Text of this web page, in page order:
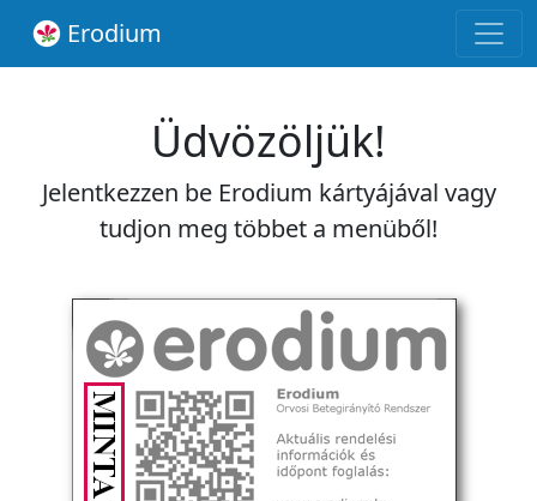
Erodium
Üdvözöljük!
Jelentkezzen be Erodium kártyájával vagy
tudjon meg többet a menüből!